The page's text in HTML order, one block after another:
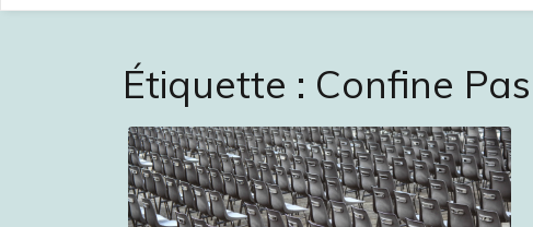
Étiquette : Confine Pas